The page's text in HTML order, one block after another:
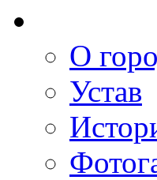
О
Устав